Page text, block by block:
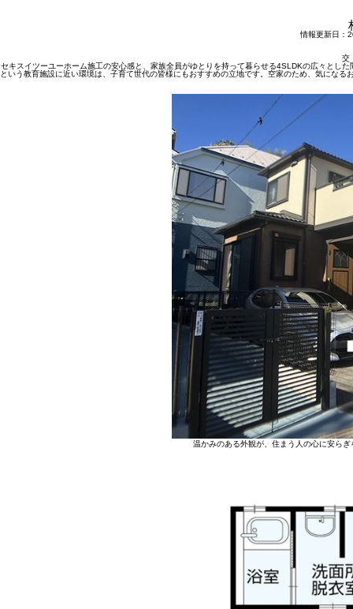
情報更新日：
セキスイツーユーホーム施工の安心感と、家族全員がゆとりを持って暮らせる4SLDKの広々とし
という教育施設に近い環境は、子育て世代の皆様にもおすすめの立地です。空家のため、気にな
温かみのある外観が、住まう人の心に安ら